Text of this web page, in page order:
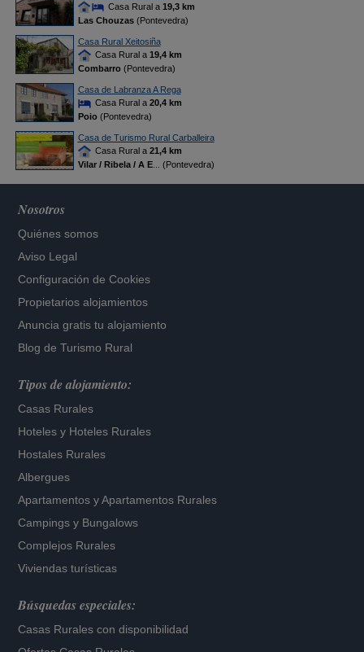
Casa Rural a 19,3 km
Las Chouzas(Pontevedra)
Casa Rural Xeitosiña
Casa Rural a 19,4 km
Combarro(Pontevedra)
Casa de Labranza A Rega
Casa Rural a 20,4 km
Poio(Pontevedra)
Casa de Turismo Rural Carballeira
Casa Rural a 21,4 km
Vilar / Ribela / A E... (Pontevedra)
Nosotros
Quiénes somos
Aviso Legal
Configuración de Cookies
Propietarios alojamientos
Anuncia gratis tu alojamiento
Blog de Turismo Rural
Tipos de alojamiento:
Casas Rurales
Hoteles y Hoteles Rurales
Hostales Rurales
Albergues
Apartamentos yApartamentos Rurales
Campings y Bungalows
Complejos Rurales
Viviendas turísticas
Búsquedas especiales:
Casas Rurales con disponibilidad